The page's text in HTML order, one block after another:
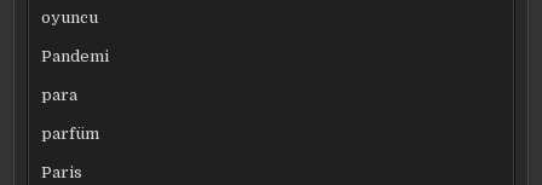
oyuncu
Pandemi
para
parfüm
Paris